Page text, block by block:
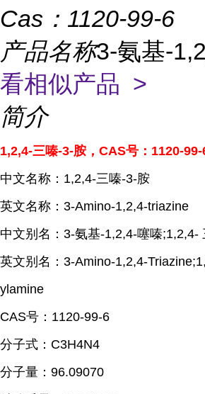
Cas： 1120-99-6
产品名称3-氨基-
看相似产品 >
简介
1,2,4-三嗪-3-胺，CAS号：1120-
中文名称：1,2,4-三嗪-3-胺
英文名称：3-Amino-1,2,4-triazine
中文别名：3-氨基-1,2,4-噻嗪;1,2,4-
英文别名：3-Amino-1,2,4-
ylamine
CAS号：1120-99-6
分子式：C3H4N4
分子量：96.09070